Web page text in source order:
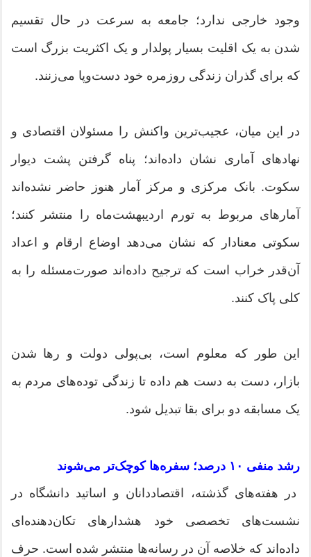
وجود خارجی ندارد؛ جامعه به سرعت در حال تقسیم
شدن به یک اقلیت بسیار پولدار و یک اکثریت بزرگ است
که برای گذران زندگی روزمره خود دست‌وپا می‌زنند.
در این میان، عجیب‌ترین واکنش را مسئولان اقتصادی و
نهاد‌های آماری نشان داده‌اند؛ پناه گرفتن پشت دیوار
سکوت. بانک مرکزی و مرکز آمار هنوز حاضر نشده‌اند
آمار‌های مربوط به تورم اردیبهشت‌ماه را منتشر کنند؛
سکوتی معنادار که نشان می‌دهد اوضاع ارقام و اعداد
آن‌قدر خراب است که ترجیح داده‌اند صورت‌مسئله را به
کلی پاک کنند.
این طور که معلوم است، بی‌پولی دولت و رها شدن
بازار، دست به دست هم داده تا زندگی توده‌های مردم به
یک مسابقه دو برای بقا تبدیل شود.
رشد منفی ۱۰ درصد؛ سفره‌ها کوچک‌تر می‌شوند
در هفته‌های گذشته، اقتصاددانان و اساتید دانشگاه در
نشست‌های تخصصی خود هشدار‌های تکان‌دهنده‌ای
داده‌اند که خلاصه آن در رسانه‌ها منتشر شده است. حرف